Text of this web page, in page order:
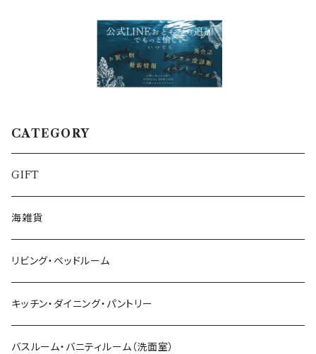
CATEGORY
GIFT
海雑貨
リビング・ベッドルーム
キッチン・ダイニング・パントリー
バスルーム・バニティルーム（洗面室）